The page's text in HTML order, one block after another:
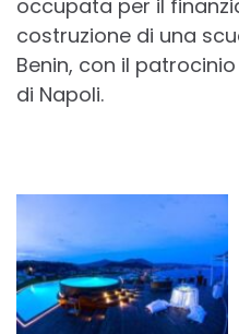
occupata per il
costruzione di una
Benin, con il
di Napoli.